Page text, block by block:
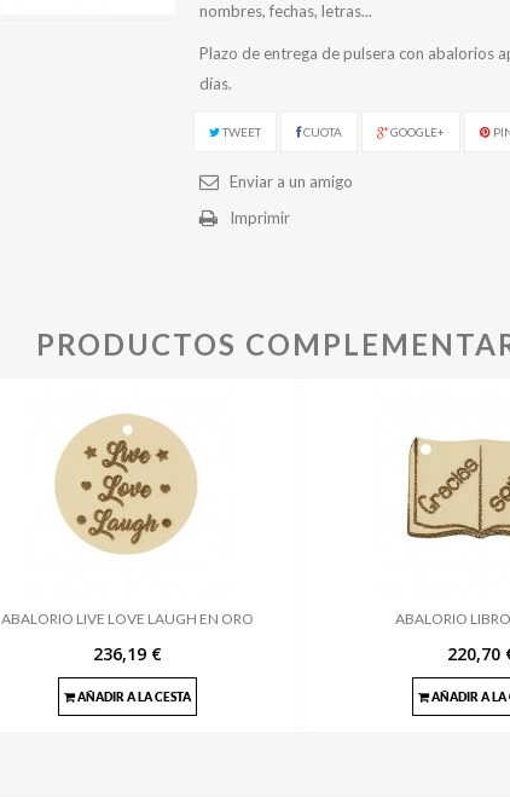
nombres, fechas, letras...
Plazo de entrega de pulsera con abalorios
días.
TWEET CUOTA GOOGLE+
Enviar a un amigo
Imprimir
PRODUCTOS
ABALORIO LIVE LOVE LAUGH EN ORO
236,19 €
AÑADIR A LA CESTA
ABALORIO
220,70
AÑADIR A LA